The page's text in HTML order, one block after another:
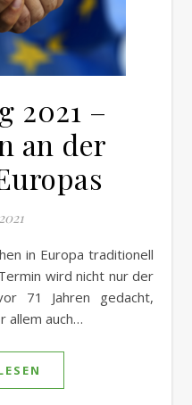
2021 –
an der
wird nicht nur der
71 Jahren gedacht,
allem auch…